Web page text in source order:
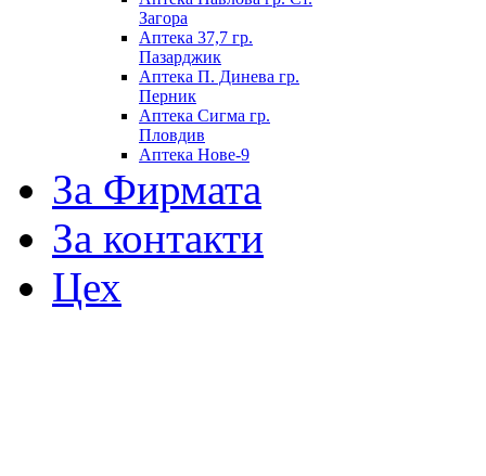
Загора
Аптека 37,7 гр.
Пазарджик
Аптека П. Динева гр.
Перник
Аптека Сигма гр.
Пловдив
Аптека Нове-9
За Фирмата
За контакти
Цех